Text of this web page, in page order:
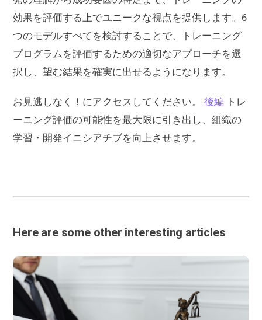
効果を評価する上でユニークな視点を提供します。6
つのモデルすべてを検討することで、トレーニング
プログラムを評価するための適切なアプローチを選
択し、望む結果を確実に出せるようになります。
お見逃しなく！にアクセスしてください。後編 トレ
ーニング評価の可能性を最大限に引き出し、組織の
学習・開発イニシアチブを向上させます。
Here are some other interesting articles